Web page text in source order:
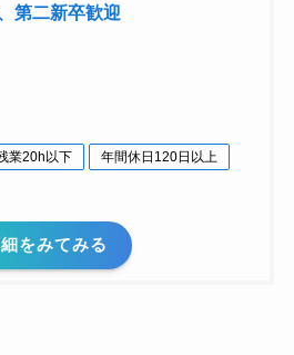
第二新卒歓迎
業20h以下
年間休日120日以上
をみてみる